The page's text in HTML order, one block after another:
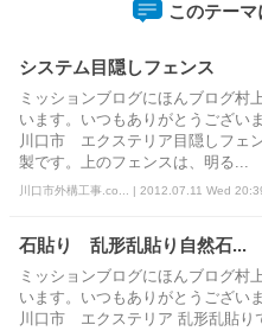
このテー
システム目隠しフェンス
ミッションブログにほんブログ村
います。いつもありがとうござい
川口市 エクステリア目隠しフェ
製です。上のフェンスは、明る...
川口市外構工事.co... | 2012.07.11 Wed
石貼り 乱形乱貼り自然石...
ミッションブログにほんブログ村
います。いつもありがとうござい
川口市 エクステリア 乱形乱貼り